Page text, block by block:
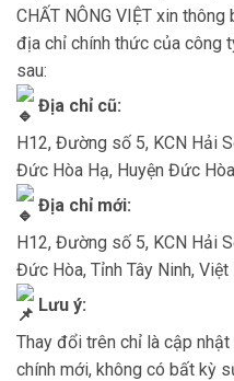
CHẤT NÔNG VIỆT xin
địa chỉ chính thức của công
sau:
Địa chỉ cũ:
H12, Đường số 5, KCN Hải
Đức Hòa Hạ, Huyện Đức
Địa chỉ mới:
H12, Đường số 5, KCN Hải
Đức Hòa, Tỉnh Tây Ninh, Việt
Lưu ý:
Thay đổi trên chỉ là cập
chính mới, không có bất kỳ